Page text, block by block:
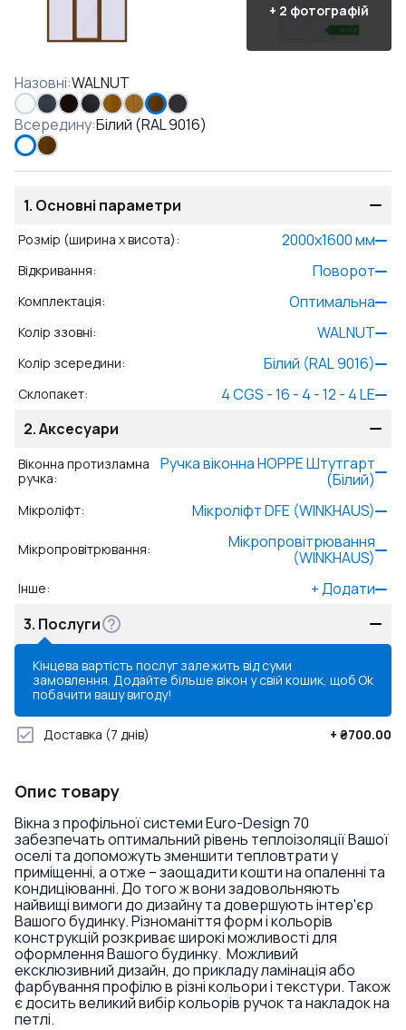
+ 2 фотографій
Назовні:WALNUT
Всередину:Білий (RAL 9016)
1. Основні параметри
Розмір (ширина x висота): 2000x1600мм
Відкривання: Поворот
Комплектація: Оптимальна
Колір ззовні: WALNUT
Колір зсередини: Білий (RAL 9016)
Склопакет:
4 CGS - 16 - 4 - 12 - 4 LE
2.Аксесуари
Віконна протизламна
ручка:
Ручка віконна HOPPE Штутгарт
(Білий)
Мікроліфт: Мікроліфт DFE (WINKHAUS)
Мікропровітрювання:
Мікропровітрювання
(WINKHAUS)
Інше: +Додати
3. Послуги
Кінцева вартість послуг залежить від суми
замовлення. Додайте більше вікон у свій кошик, щоб
побачити вашу вигоду!
Ok
Доставка (7 днів) + ₴700.00
Опис товару
Вікна з профільної системи Euro-Design 70
забезпечать оптимальний рівень теплоізоляції Вашої
оселі та допоможуть зменшити тепловтрати у
приміщенні, а отже – заощадити кошти на опаленні та
кондиціюванні. До того ж вони задовольняють
найвищі вимоги до дизайну та довершують інтер'єр
Вашого будинку. Різноманіття форм і кольорів
конструкцій розкриває широкі можливості для
оформлення Вашого будинку. Можливий
ексклюзивний дизайн, до прикладу ламінація або
фарбування профілю в різні кольори і текстури. Також
є досить великий вибір кольорів ручок та накладок на
петлі.